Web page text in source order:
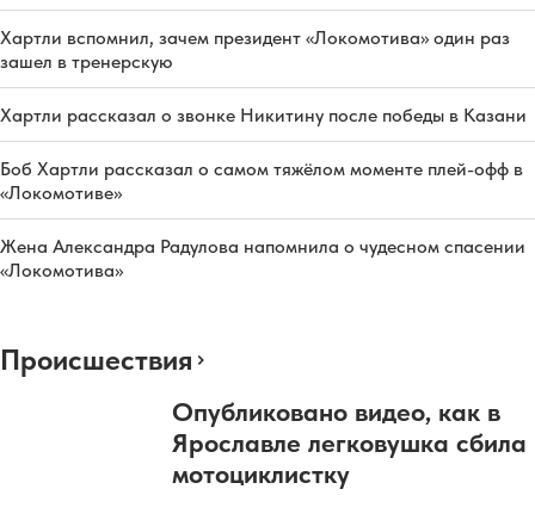
Хартли вспомнил, зачем президент «Локомотива» один раз
зашел в тренерскую
Хартли рассказал о звонке Никитину после победы в Казани
Боб Хартли рассказал о самом тяжёлом моменте плей-офф в
«Локомотиве»
Жена Александра Радулова напомнила о чудесном спасении
«Локомотива»
Происшествия
Опубликовано видео, как в
Ярославле легковушка сбила
мотоциклистку